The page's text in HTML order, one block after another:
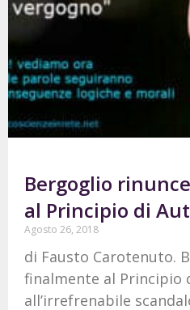
Bergoglio
al Principio di
Agosto 26, 2018
di Fausto Carotenuto.
finalmente al Principio
all’irrefrenabile